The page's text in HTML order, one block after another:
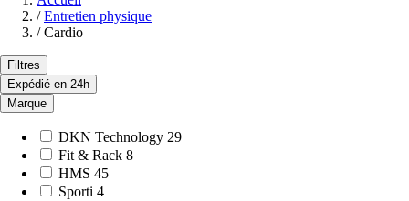
/ Entretien physique
/ Cardio
Filtres
Expédié en 24h
Marque
DKN Technology 29
Fit & Rack 8
HMS 45
Sporti 4